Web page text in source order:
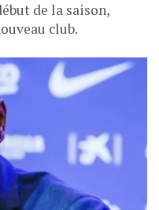
de la saison,
club.